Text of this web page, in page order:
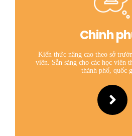
Chinh
Kiến thức nâng cao theo sở
viên. Sẵn sàng cho các học viên
thành phố, quốc